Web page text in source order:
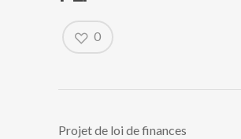
0
Projet de loi de finances